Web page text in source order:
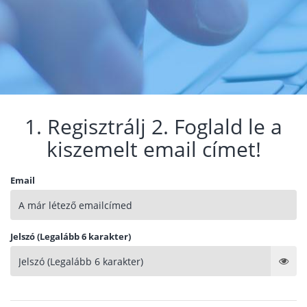
1. Regisztrálj 2. Foglald le a
kiszemelt email címet!
Email
Jelszó (Legalább 6 karakter)